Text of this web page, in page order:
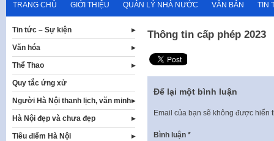
TRANG CHỦ GIỚI THIỆU QUẢN LÝ NHÀ NƯỚC VĂN BẢN TIN
Thông tin cấp phép 2023
Để lại một bình luận
Email của bạn sẽ không được hiển
Bình luận *
Tin tức – Sự kiện
Văn hóa
Thể Thao
Quy tắc ứng xử
Người Hà Nội thanh lịch, văn minh
Hà Nội đẹp và chưa đẹp
Tiêu điểm Hà Nội